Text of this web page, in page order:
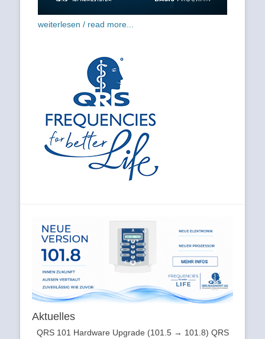
weiterlesen / read more...
Aktuelles
QRS 101 Hardware Upgrade (101.5 → 101.8) QRS